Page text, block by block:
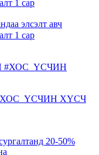
элсэлт авч
1 сар
ХҮСЧ